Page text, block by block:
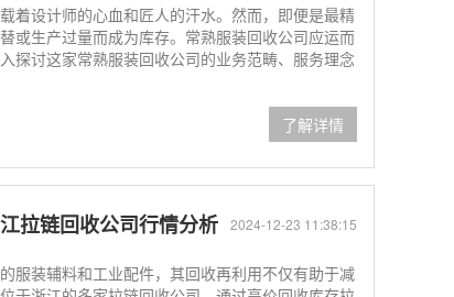
着设计师的心血和匠人的汗水。然而，即便是最精
或生产过量而成为库存。常熟服装回收公司应运而
探讨这家常熟服装回收公司的业务范畴、服务理念
了解详情
2024-12-23 11:38:15
拉链回收公司行情分析
服装辅料和工业配件，其回收再利用不仅有助于减